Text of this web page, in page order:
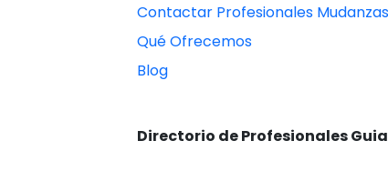
Contactar Profesionales Mudanzas
Qué Ofrecemos
Blog
Directorio de Profesionales